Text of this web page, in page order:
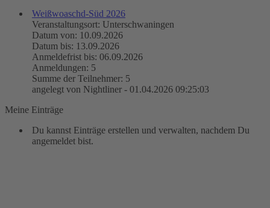
Weißwoaschd-Süd 2026
Veranstaltungsort: Unterschwaningen
Datum von: 10.09.2026
Datum bis: 13.09.2026
Anmeldefrist bis: 06.09.2026
Anmeldungen: 5
Summe der Teilnehmer: 5
angelegt von Nightliner - 01.04.2026 09:25:03
Meine Einträge
Du kannst Einträge erstellen und verwalten, nachdem Du
angemeldet bist.